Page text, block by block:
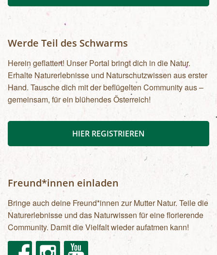
Werde Teil des Schwarms
Herein geflattert! Unser Portal bringt dich in die Natur.
Erhalte Naturerlebnisse und Naturschutzwissen aus erster
Hand. Tausche dich mit der beflügelten Community aus –
gemeinsam, für ein blühendes Österreich!
HIER REGISTRIEREN
Freund*innen einladen
Bringe auch deine Freund*innen zur Mutter Natur. Teile die
Naturerlebnisse und das Naturwissen für eine florierende
Community. Damit die Vielfalt wieder aufatmen kann!
FacebookInstagram Youtube